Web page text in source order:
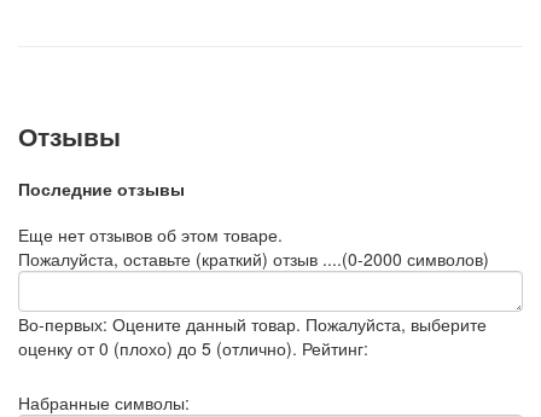
Отзывы
Последние отзывы
Еще нет отзывов об этом товаре.
Пожалуйста, оставьте (краткий) отзыв ....(0-2000 символов)
Во-первых: Оцените данный товар. Пожалуйста, выберите
оценку от 0 (плохо) до 5 (отлично). Рейтинг:
Набранные символы: